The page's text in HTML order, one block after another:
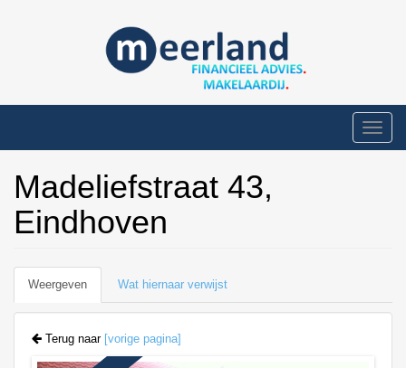
Toggle
Madeliefstraat 43,
Eindhoven
Primaire
tabs
Weergeven (actieve
tabblad)
Wat hiernaar verwijst
Terug naar [vorige pagina]